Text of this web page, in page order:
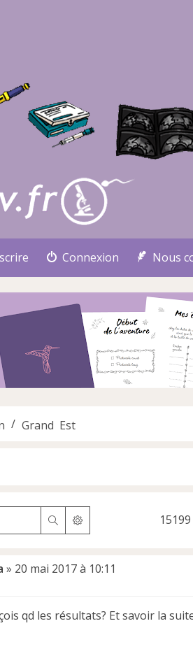
Connexion Nous
Grand Est
RechercherRecherche avancée
» 20 mai 2017 à 10:11
qd les résultats? Et savoir la